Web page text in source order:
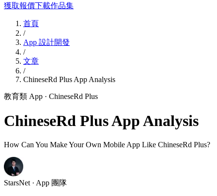
獲取報價下載作品集
首頁
/
App 設計開發
/
文章
/
ChineseRd Plus App Analysis
教育類 App · ChineseRd Plus
ChineseRd Plus App Analysis
How Can You Make Your Own Mobile App Like ChineseRd Plus?
StarsNet · App 團隊